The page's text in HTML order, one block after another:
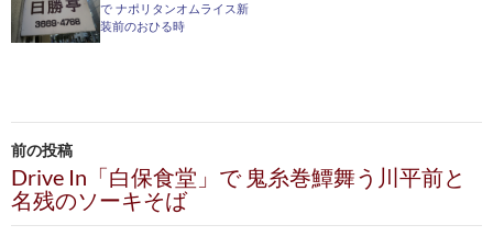
で ナポリタンオムライス新
装前のおひる時
投
稿
ナ
前の投稿
Drive In「白保食堂」で 鬼糸巻鱏舞う川平前と
名残のソーキそば